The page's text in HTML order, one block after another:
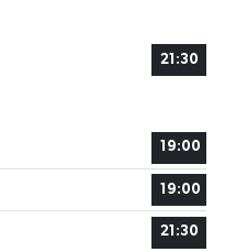
21:30
19:00
19:00
21:30